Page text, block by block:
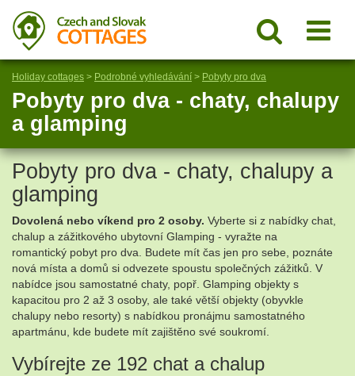
Holiday cottages > Podrobné vyhledávání > Pobyty pro dva
Pobyty pro dva - chaty, chalupy
a glamping
Pobyty pro dva - chaty, chalupy a
glamping
Dovolená nebo víkend pro 2 osoby. Vyberte si z nabídky chat,
chalup a zážitkového ubytovní Glamping - vyražte na
romantický pobyt pro dva. Budete mít čas jen pro sebe, poznáte
nová místa a domů si odvezete spoustu společných zážitků. V
nabídce jsou samostatné chaty, popř. Glamping objekty s
kapacitou pro 2 až 3 osoby, ale také větší objekty (obyvkle
chalupy nebo resorty) s nabídkou pronájmu samostatného
apartmánu, kde budete mít zajištěno své soukromí.
Vybírejte ze 192 chat a chalup